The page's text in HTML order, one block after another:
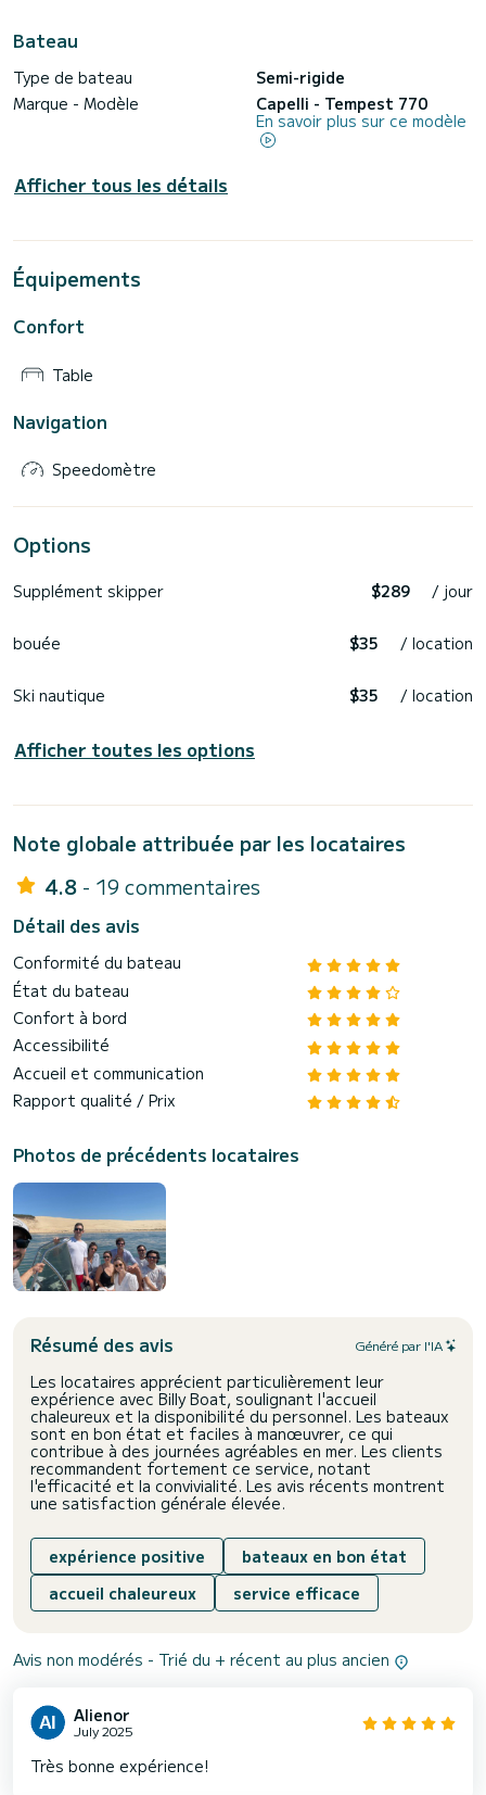
Bateau
Type de bateau
Semi-rigide
Marque - Modèle
Capelli - Tempest 770
En savoir plus sur ce modèle
Afficher tous les détails
Équipements
Confort
Table
Navigation
Speedomètre
Options
Supplément skipper $289 / jour
bouée $35 / location
Ski nautique $35 / location
Afficher toutes les options
Note globale attribuée par les locataires
4.8 - 19 commentaires
Détail des avis
Conformité du bateau
État du bateau
Confort à bord
Accessibilité
Accueil et communication
Rapport qualité / Prix
Photos de précédents locataires
Résumé des avis Généré par l'IA
Les locataires apprécient particulièrement leur
expérience avec Billy Boat, soulignant l'accueil
chaleureux et la disponibilité du personnel. Les bateaux
sont en bon état et faciles à manœuvrer, ce qui
contribue à des journées agréables en mer. Les clients
recommandent fortement ce service, notant
l'efficacité et la convivialité. Les avis récents montrent
une satisfaction générale élevée.
expérience positive
bateaux en bon état
accueil chaleureux
service efficace
Avis non modérés - Trié du + récent au plus ancien
Alienor
July 2025
Très bonne expérience!